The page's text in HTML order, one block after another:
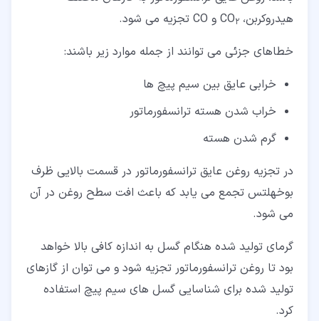
هیدروکربن، CO 2
و CO تجزیه می شود.
خطاهای جزئی می توانند از جمله موارد زیر باشند:
خرابی عایق بین سیم پیچ ها
خراب شدن هسته ترانسفورماتور
گرم شدن هسته
در تجزیه روغن عایق ترانسفورماتور در قسمت بالایی ظرف
بوخهلتس تجمع می یابد که باعث افت سطح روغن در آن
می شود.
گرمای تولید شده هنگام گسل به اندازه کافی بالا خواهد
بود تا روغن ترانسفورماتور تجزیه شود و می توان از گازهای
تولید شده برای شناسایی گسل های سیم پیچ استفاده
کرد.